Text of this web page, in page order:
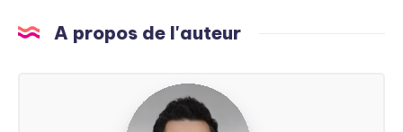
A propos de l'auteur
Steven
Soarez